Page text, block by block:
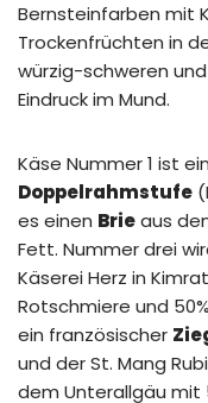
Bernsteinfarben mit
Trockenfrüchten in
würzig-schweren
Eindruck im Mund.
Käse Nummer 1 ist
Doppelrahmstufe
es einen Brieaus
Fett. Nummer drei
Käserei Herz in
Rotschmiere und
ein französischer
und der St. Mang
dem Unterallgäu mit